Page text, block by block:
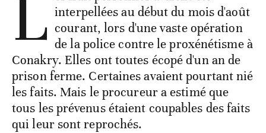
L interpellées au début du mois d'août
courant, lors d'une vaste opération
de la police contre le proxénétisme à
Conakry. Elles ont toutes écopé d'un an de
prison ferme. Certaines avaient pourtant nié
les faits. Mais le procureur a estimé que
tous les prévenus étaient coupables des faits
qui leur sont reprochés.